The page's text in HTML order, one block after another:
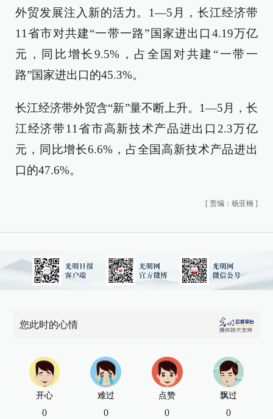
外贸发展注入新的活力。1—5月，长江经济带
11省市对共建“一带一路”国家进出口4.19万亿
元，同比增长9.5%，占全国对共建“一带一
路”国家进出口的45.3%。
长江经济带外贸含“新”量不断上升。1—5月，长
江经济带11省市高新技术产品进出口2.3万亿
元，同比增长6.6%，占全国高新技术产品进出
口的47.6%。
[ 责编：杨亚楠 ]
您此时的心情
开心
0
难过
0
点赞
0
飘过
0